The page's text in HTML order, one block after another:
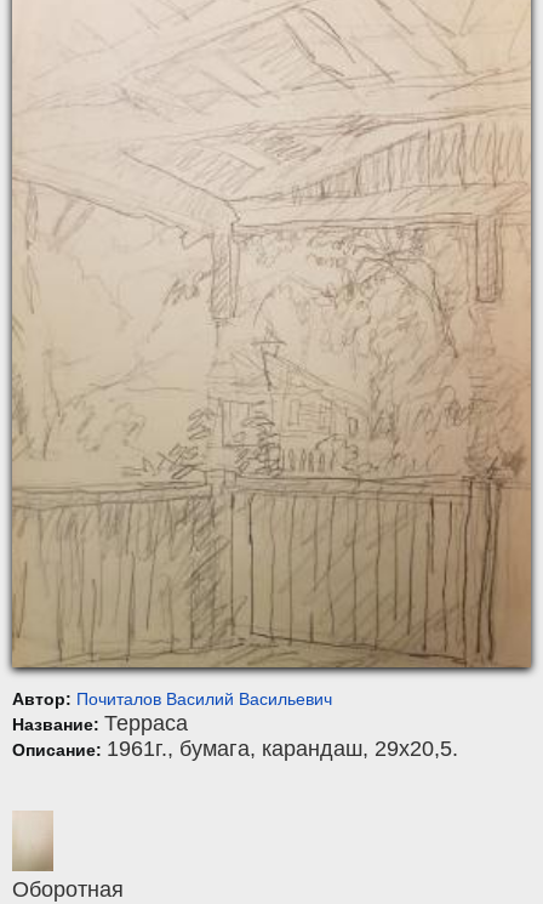
Автор: Почиталов Василий Васильевич
Название: Терраса
Описание: 1961г., бумага, карандаш, 29x20,5.
Оборотная